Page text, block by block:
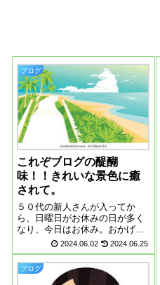
ブログ
これぞブログの醍醐
味！！きれいな景色に癒
されて。
５０代の新人さんが入ってか
ら、日曜日がお休みの日が多く
なり、今日はお休み。おかげ
で、ゆっくりと礼拝に出ること
ができました。横須賀は現在
雨、今YouTubeで横浜開港祭の
花火を見ています。本当に便利
2024.06.02 2024.06.25
ブログ